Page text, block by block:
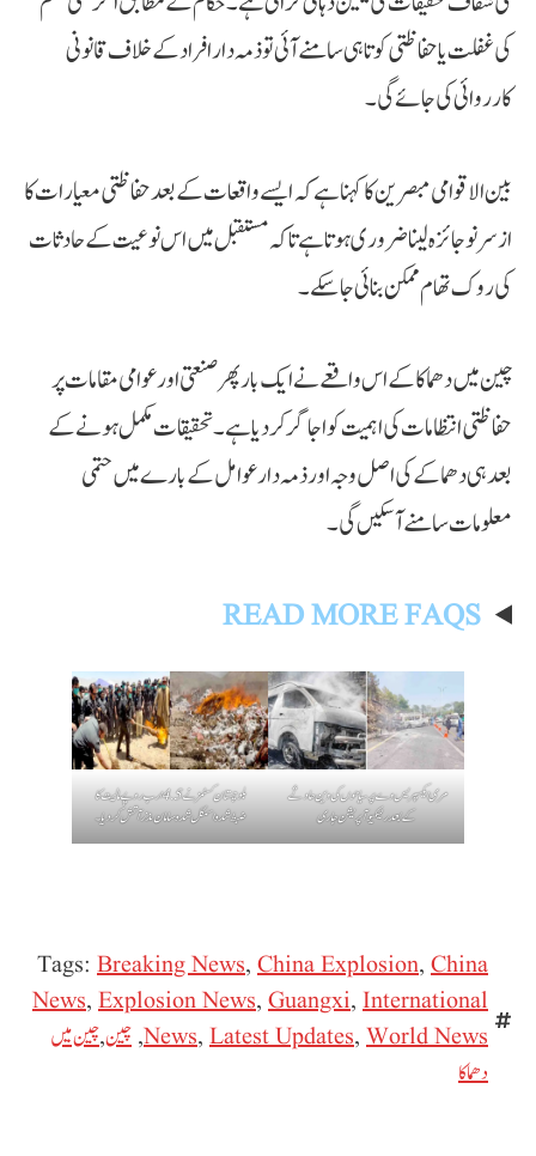
کی غفلت یا حفاظتی کوتاہی سامنے آئی تو ذمہ دار افراد کے خلاف قانونی
کارروائی کی جائے گی۔
بین الاقوامی مبصرین کا کہنا ہے کہ ایسے واقعات کے بعد حفاظتی معیارات کا
ازسرنو جائزہ لینا ضروری ہوتا ہے تاکہ مستقبل میں اس نوعیت کے حادثات
کی روک تھام ممکن بنائی جا سکے۔
چین میں دھماکا کے اس واقعے نے ایک بار پھر صنعتی اور عوامی مقامات پر
حفاظتی انتظامات کی اہمیت کو اجاگر کر دیا ہے۔ تحقیقات مکمل ہونے کے
بعد ہی دھماکے کی اصل وجہ اور ذمہ دار عوامل کے بارے میں حتمی
معلومات سامنے آ سکیں گی۔
READ MORE FAQS
مری ایکسپریس وے پر سیاحوں کی وین حادثے
کے بعد ریسکیو آپریشن جاری
بلوچستان کسٹمز نے 4.5 ارب روپے مالیت کا
ضبط شدہ اسمگل شدہ سامان نذر آتش کردیا۔
Tags: Breaking News, China Explosion, China
News, Explosion News, Guangxi, International
News, Latest Updates, World News
, چین,چین میں
دھماکا